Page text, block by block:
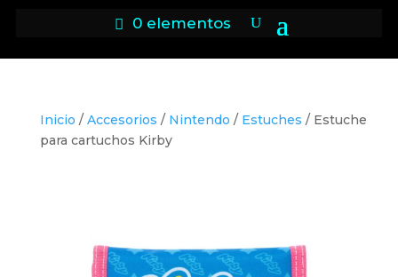
0 elementos
Inicio / Accesorios / Nintendo / Estuches / Estuche
para cartuchos Kirby